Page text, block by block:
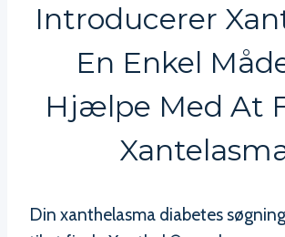
Introducerer
En Enkel
Hjælpe Med At
Din xanthelasma diabetes